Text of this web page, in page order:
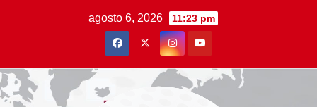
agosto 6, 2026 11:23 pm